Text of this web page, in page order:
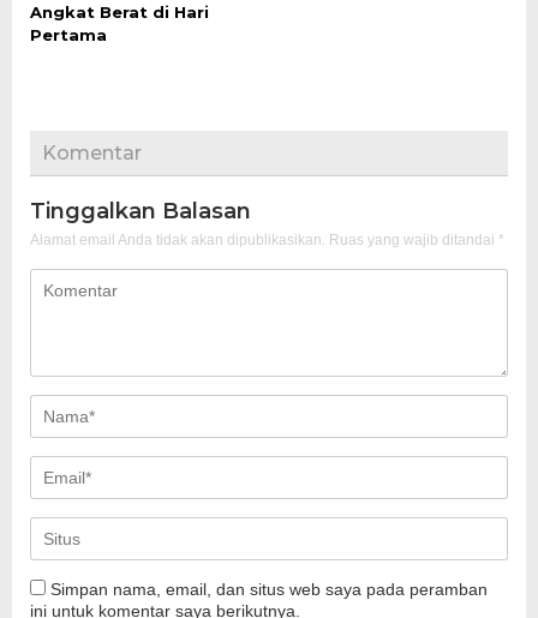
Angkat Berat di Hari
Pertama
Komentar
Tinggalkan Balasan
Alamat email Anda tidak akan dipublikasikan. Ruas yang wajib ditandai *
Simpan nama, email, dan situs web saya pada peramban
ini untuk komentar saya berikutnya.